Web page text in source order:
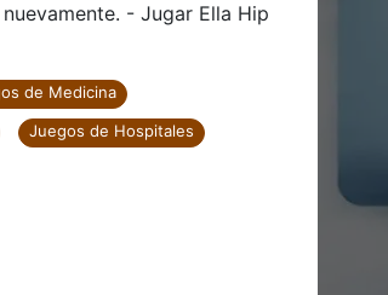
- Jugar Ella Hip
de Medicina
Juegos de Hospitales